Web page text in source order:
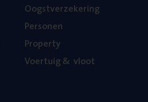
Oogst­ver­ze­ke­ring
Per­so­nen
Pro­per­ty
Voer­tuig& vloot